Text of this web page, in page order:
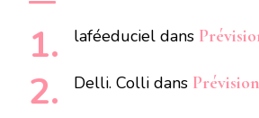
laféeduciel dans
Delli. Colli dans